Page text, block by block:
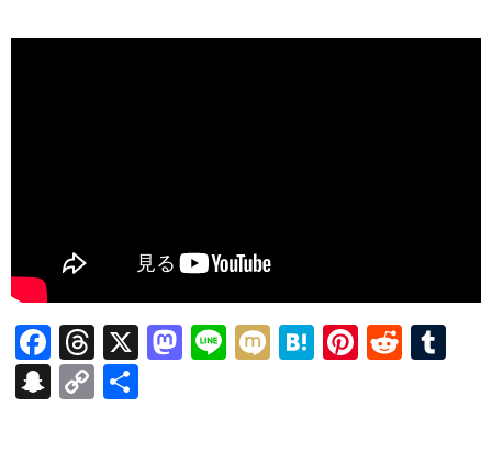
F
ac
e
T
hr
ea
X
M Li M H Pi R
S
C